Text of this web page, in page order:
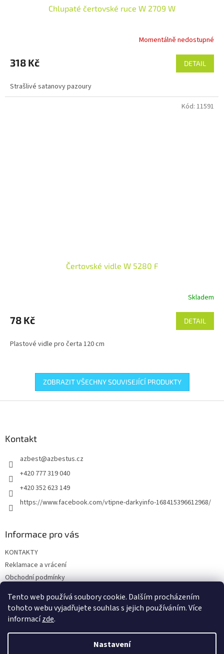
Tento web používá soubory cookie. Dalším procházením
tohoto webu vyjadřujete souhlas s jejich používáním. Více
informacízde.
Nastavení
Chlupaté čertovské ruce W 2709 W
Momentálně nedostupné
318 Kč DETAIL
Strašlivé satanovy pazoury
Čertovské vidle W 5280 F
Skladem
78 Kč DETAIL
Plastové vidle pro čerta 120 cm
Kód: 11591
ZOBRAZIT VŠECHNY SOUVISEJÍCÍ PRODUKTY
Kontakt
azbest@azbestus.cz
+420 777 319 040
+420 352 623 149
https://www.facebook.com/vtipne-darkyinfo-168415396612968/
Informace pro vás
KONTAKTY
Reklamace a vrácení
Obchodní podmínky
Doprava a platba
Vytvořil Shoptet